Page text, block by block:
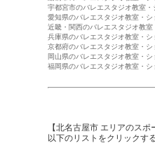
宇都宮市のバレエスタジオ教室・
愛知県のバレエスタジオ教室・シ
近畿・関西のバレエスタジオ教室
兵庫県のバレエスタジオ教室・シ
京都府のバレエスタジオ教室・シ
岡山県のバレエスタジオ教室・シ
福岡県のバレエスタジオ教室・シ
【北名古屋市 エリアのス
以下のリストをクリックす